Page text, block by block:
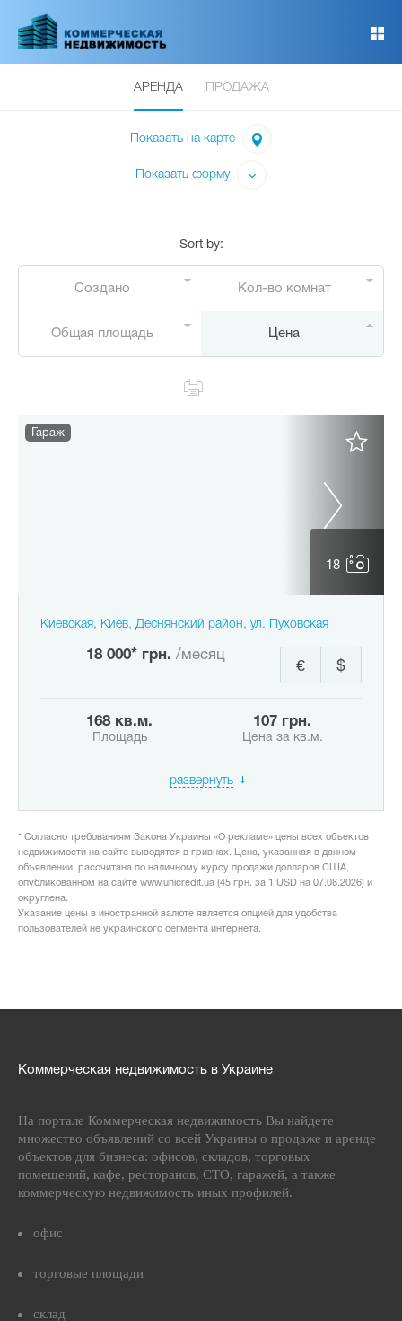
основному
АРЕНДА ПРОДАЖА
Показать на карте
Показать форму
Sort by:
Создано Кол-во комнат
Общая площадь Цена
18
Гараж
Киевская, Киев, Деснянский район, ул. Пуховская
18 000* грн. /месяц
$
€
168 кв.м.
Площадь
107 грн.
Цена за кв.м.
развернуть
* Согласно требованиям Закона Украины «О рекламе» цены всех объектов
недвижимости на сайте выводятся в гривнах. Цена, указанная в данном
объявлении, рассчитана по наличному курсу продажи долларов США,
опубликованном на сайте www.unicredit.ua (45 грн. за 1 USD на 07.08.2026) и
округлена.
Указание цены в иностранной валюте является опцией для удобства
пользователей не украинского сегмента интернета.
Коммерческая недвижимость в Украине
На портале Коммерческая недвижимость Вы найдете
множество объявлений со всей Украины о продаже и аренде
объектов для бизнеса: офисов, складов, торговых
помещений, кафе, ресторанов, СТО, гаражей, а также
коммерческую недвижимость иных профилей.
офис
торговые площади
склад